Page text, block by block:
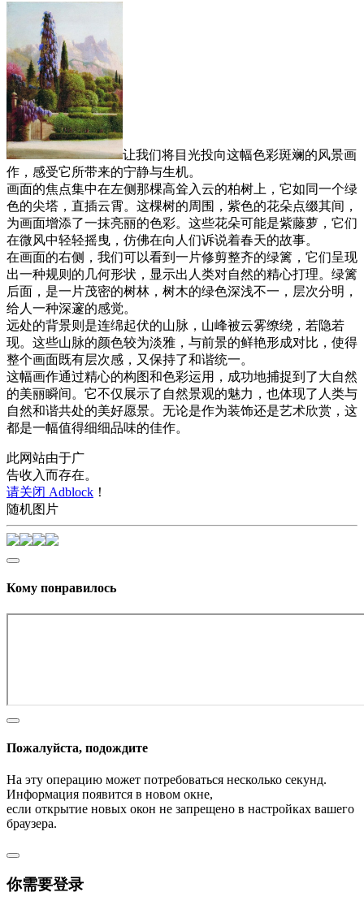
让我们将目光投向这幅色彩斑斓的风景画
作，感受它所带来的宁静与生机。
画面的焦点集中在左侧那棵高耸入云的柏树上，它如同一个绿
色的尖塔，直插云霄。这棵树的周围，紫色的花朵点缀其间，
为画面增添了一抹亮丽的色彩。这些花朵可能是紫藤萝，它们
在微风中轻轻摇曳，仿佛在向人们诉说着春天的故事。
在画面的右侧，我们可以看到一片修剪整齐的绿篱，它们呈现
出一种规则的几何形状，显示出人类对自然的精心打理。绿篱
后面，是一片茂密的树林，树木的绿色深浅不一，层次分明，
给人一种深邃的感觉。
远处的背景则是连绵起伏的山脉，山峰被云雾缭绕，若隐若
现。这些山脉的颜色较为淡雅，与前景的鲜艳形成对比，使得
整个画面既有层次感，又保持了和谐统一。
这幅画作通过精心的构图和色彩运用，成功地捕捉到了大自然
的美丽瞬间。它不仅展示了自然景观的魅力，也体现了人类与
自然和谐共处的美好愿景。无论是作为装饰还是艺术欣赏，这
都是一幅值得细细品味的佳作。
此网站由于广
告收入而存在。
请关闭 Adblock ！
随机图片
Кому понравилось
Пожалуйста, подождите
На эту операцию может потребоваться несколько секунд.
Информация появится в новом окне,
если открытие новых окон не запрещено в настройках вашего
браузера.
你需要登录